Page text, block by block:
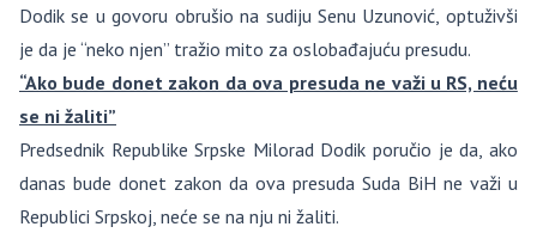
Dodik se u govoru obrušio na sudiju Senu Uzunović, optuživši
je da je “neko njen” tražio mito za oslobađajuću presudu.
“Ako bude donet zakon da ova presuda ne važi u RS, neću
se ni žaliti”
Predsednik Republike Srpske Milorad Dodik poručio je da, ako
danas bude donet zakon da ova presuda Suda BiH ne važi u
Republici Srpskoj, neće se na nju ni žaliti.